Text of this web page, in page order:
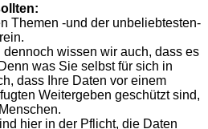
Themen -und der unbeliebtesten-
wissen wir auch, dass es
was Sie selbst für sich in
dass Ihre Daten vor einem
Weitergeben geschützt sind,
hier in der Pflicht, die Daten